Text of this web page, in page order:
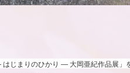
じまりのひかり ― 大岡亜紀作品展」